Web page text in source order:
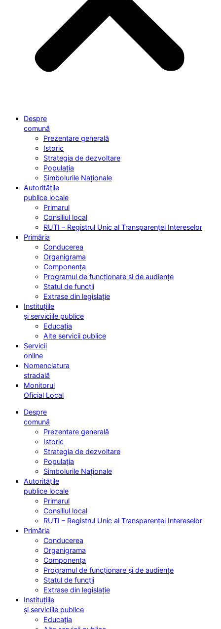
Despre
comună
Prezentare generală
Istoric
Strategia de dezvoltare
Populația
Simbolurile Naționale
Autoritățile
publice locale
Primarul
Consiliul local
RUTI – Registrul Unic al Transparenței Intereselor
Primăria
Conducerea
Organigrama
Componența
Programul de funcționare și de audiențe
Statul de funcții
Extrase din legislație
Instituțiile
și serviciile publice
Educația
Alte servicii publice
Servicii
online
Nomenclatura
stradală
Monitorul
Oficial Local
Despre
comună
Prezentare generală
Istoric
Strategia de dezvoltare
Populația
Simbolurile Naționale
Autoritățile
publice locale
Primarul
Consiliul local
RUTI – Registrul Unic al Transparenței Intereselor
Primăria
Conducerea
Organigrama
Componența
Programul de funcționare și de audiențe
Statul de funcții
Extrase din legislație
Instituțiile
și serviciile publice
Educația